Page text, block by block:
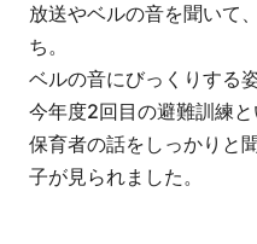
放送やベルの音を聞いて
ち。
ベルの音にびっくりする
今年度2回目の避難訓練と
保育者の話をしっかりと
子が見られました。